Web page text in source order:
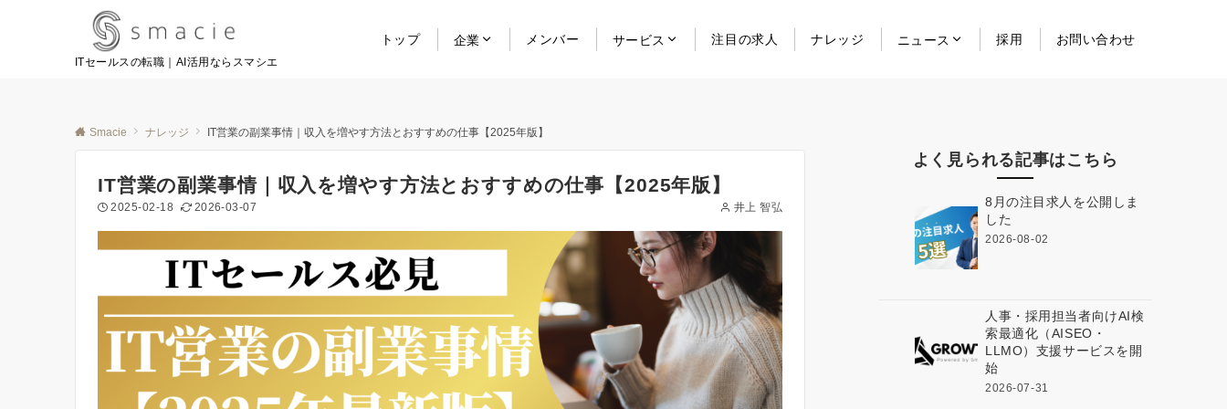
ITセールスの転職｜AI活用ならスマシエ
トップ 企業 メンバー サービス 注目の求人 ナレッジ ニュース 採用 お問い合わせ
Smacie ナレッジ IT営業の副業事情｜収入を増やす方法とおすすめの仕事【2025年版】
IT営業の副業事情｜収入を増やす方法とおすすめの仕事【2025年版】
2025-02-18 2026-03-07 井上 智弘
よく見られる記事はこちら
8月の注目求人を公開しま
した
2026-08-02
人事・採用担当者向けAI検
索最適化（AISEO・
LLMO）支援サービスを開
始
2026-07-31